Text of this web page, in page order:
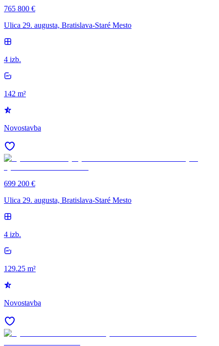
765 800 €
Ulica 29. augusta, Bratislava-Staré Mesto
4 izb.
142 m²
Novostavba
699 200 €
Ulica 29. augusta, Bratislava-Staré Mesto
4 izb.
129.25 m²
Novostavba